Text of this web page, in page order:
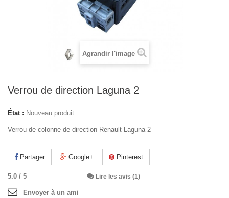
Agrandir l'image
Verrou de direction Laguna 2
État : Nouveau produit
Verrou de colonne de direction Renault Laguna 2
Partager Google+ Pinterest
5.0 / 5 Lire les avis (1)
Envoyer à un ami